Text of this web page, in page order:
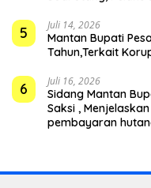
5 Juli 14, 2026
Mantan Bupati
Tahun,Terkait
6 Juli 16, 2026
Sidang Mantan
Saksi ,
pembayaran